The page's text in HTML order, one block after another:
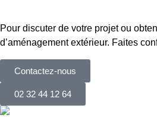
Pour discuter de votre projet ou
d’aménagement extérieur. Faites
Contactez-nous
02 32 44 12 64